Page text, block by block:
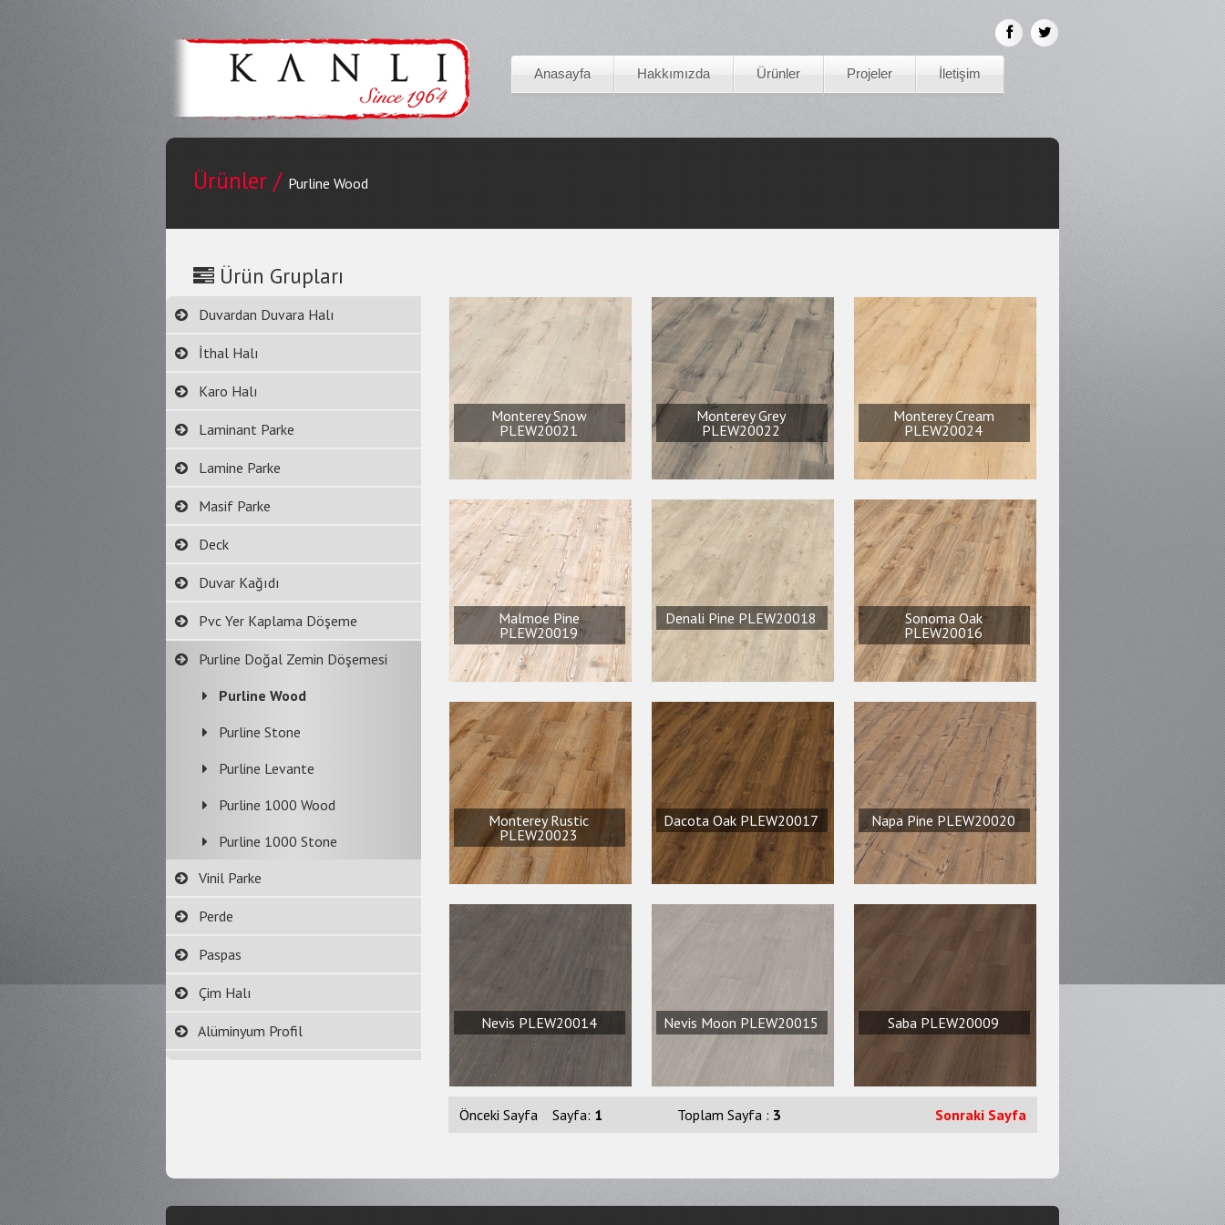
Anasayfa Hakkımızda Ürünler Projeler İletişim
Ürünler / Purline Wood
Ürün Grupları
Duvardan Duvara Halı
İthal Halı
Karo Halı
Laminant Parke
Lamine Parke
Masif Parke
Deck
Duvar Kağıdı
Pvc Yer Kaplama Döşeme
Purline Doğal Zemin Döşemesi
Purline Wood
Purline Stone
Purline Levante
Purline 1000 Wood
Purline 1000 Stone
Vinil Parke
Perde
Paspas
Çim Halı
Alüminyum Profil
Monterey Snow
PLEW20021
Monterey Grey
PLEW20022
Monterey Cream
PLEW20024
Malmoe Pine
PLEW20019
Denali Pine PLEW20018
Sonoma Oak
PLEW20016
Monterey Rustic
PLEW20023
Dacota Oak PLEW20017 Napa Pine PLEW20020
Nevis PLEW20014 Nevis Moon PLEW20015 Saba PLEW20009
Önceki Sayfa Sayfa: 1 Toplam Sayfa : 3 Sonraki Sayfa